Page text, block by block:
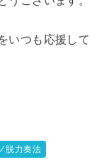
いつも応援して
脱力奏法